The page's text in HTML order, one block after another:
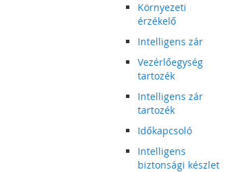
Környezeti
érzékelő
Intelligens zár
Vezérlőegység
tartozék
Intelligens zár
tartozék
Időkapcsoló
Intelligens
biztonsági készlet